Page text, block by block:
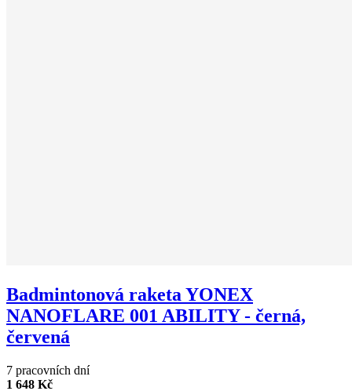
Badmintonová raketa YONEX
NANOFLARE 001 ABILITY - černá,
červená
7 pracovních dní
1 648 Kč